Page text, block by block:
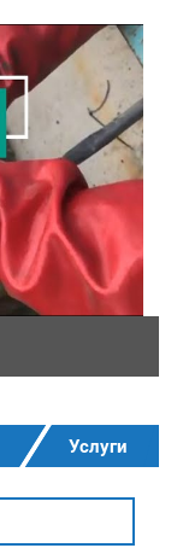
Услуги